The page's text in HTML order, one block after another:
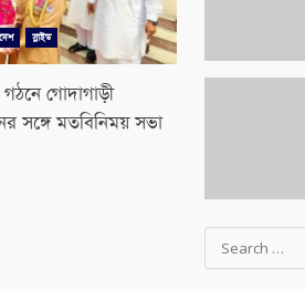
স্লাইড
গোদাগাড়ী
সঙ্গে মতবিনিময় সভা
Search
for: